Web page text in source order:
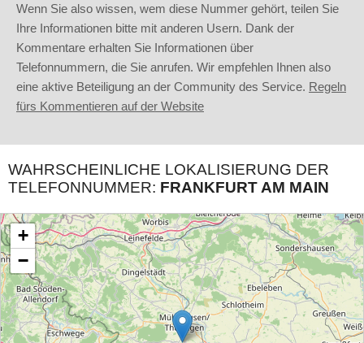
Wenn Sie also wissen, wem diese Nummer gehört, teilen Sie
Ihre Informationen bitte mit anderen Usern. Dank der
Kommentare erhalten Sie Informationen über
Telefonnummern, die Sie anrufen. Wir empfehlen Ihnen also
eine aktive Beteiligung an der Community des Service. Regeln
fürs Kommentieren auf der Website
WAHRSCHEINLICHE LOKALISIERUNG DER
TELEFONNUMMER: FRANKFURT AM MAIN